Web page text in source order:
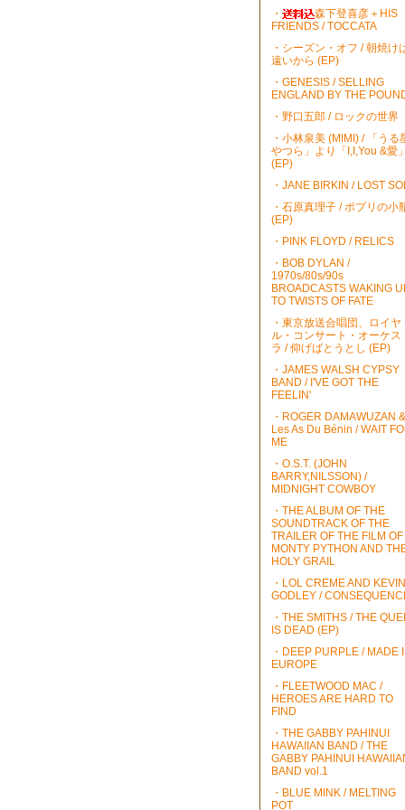
・
森下登喜彦＋HIS
FRIENDS / TOCCATA
・シーズン・オフ / 朝焼け
遠いから (EP)
・GENESIS / SELLING
ENGLAND BY THE
・野口五郎 / ロックの世界
・小林泉美 (MIMI) / 「うる
やつら」より「I,I,You &愛」
(EP)
・JANE BIRKIN / LOST
・石原真理子 / ポプリの小
(EP)
・PINK FLOYD / RELICS
・BOB DYLAN /
1970s/80s/90s
BROADCASTS WAKING
TO TWISTS OF FATE
・東京放送合唱団、ロイヤ
ル・コンサート・オーケス
ラ / 仰げばとうとし (EP)
・JAMES WALSH CYPSY
BAND / I'VE GOT THE
FEELIN'
・ROGER DAMAWUZAN &
Les As Du Bénin / WAIT
ME
・O.S.T. (JOHN
BARRY,NILSSON) /
MIDNIGHT COWBOY
・THE ALBUM OF THE
SOUNDTRACK OF THE
TRAILER OF THE FILM OF
MONTY PYTHON AND
HOLY GRAIL
・LOL CREME AND KEVIN
GODLEY /
・THE SMITHS / THE
IS DEAD (EP)
・DEEP PURPLE / MADE
EUROPE
・FLEETWOOD MAC /
HEROES ARE HARD TO
FIND
・THE GABBY PAHINUI
HAWAIIAN BAND / THE
GABBY PAHINUI
BAND vol.1
・BLUE MINK / MELTING
POT